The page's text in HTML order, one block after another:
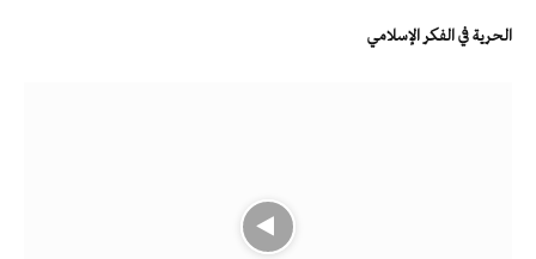
الحرية في الفكر الإسلامي